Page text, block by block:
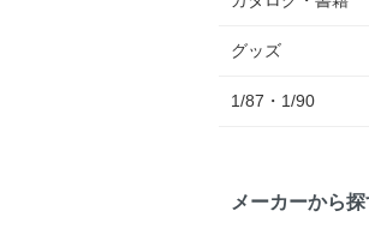
グッズ
1/87・1/90
メーカーから